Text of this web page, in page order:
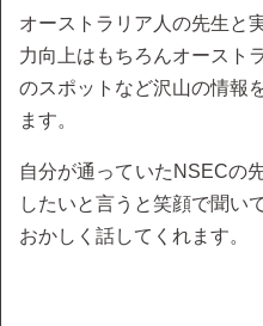
オーストラリア人の先生と
力向上はもちろんオースト
のスポットなど沢山の情報
ます。
自分が通っていたNSECの
したいと言うと笑顔で聞い
おかしく話してくれます。